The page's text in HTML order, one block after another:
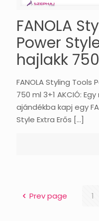
FANOLA
Power
hajlakk
FANOLA Styling Tools
750 ml 3+1 AKCIÓ:
ajándékba kapj egy
Style Extra Erős […]
Prev page 1